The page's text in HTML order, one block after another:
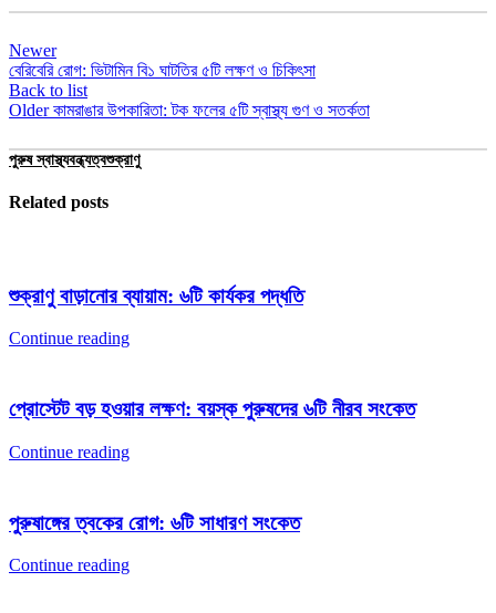
Newer
বেরিবেরি রোগ: ভিটামিন বি১ ঘাটতির ৫টি লক্ষণ ও চিকিৎসা
Back to list
Older কামরাঙার উপকারিতা: টক ফলের ৫টি স্বাস্থ্য গুণ ও সতর্কতা
পুরুষ স্বাস্থ্যবন্ধ্যত্বশুক্রাণু
Related posts
শুক্রাণু বাড়ানোর ব্যায়াম: ৬টি কার্যকর পদ্ধতি
Continue reading
প্রোস্টেট বড় হওয়ার লক্ষণ: বয়স্ক পুরুষদের ৬টি নীরব সংকেত
Continue reading
পুরুষাঙ্গের ত্বকের রোগ: ৬টি সাধারণ সংকেত
Continue reading